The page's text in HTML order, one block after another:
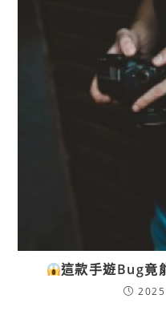
這款手遊Bug竟